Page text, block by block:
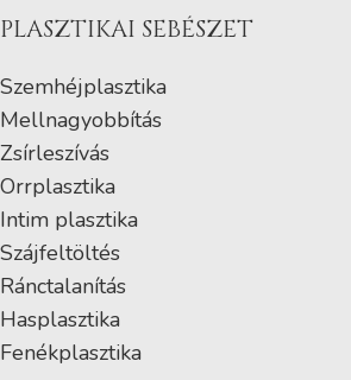
PLASZTIKAI SEBÉSZET
Szemhéjplasztika
Mellnagyobbítás
Zsírleszívás
Orrplasztika
Intim plasztika
Szájfeltöltés
Ránctalanítás
Hasplasztika
Fenékplasztika